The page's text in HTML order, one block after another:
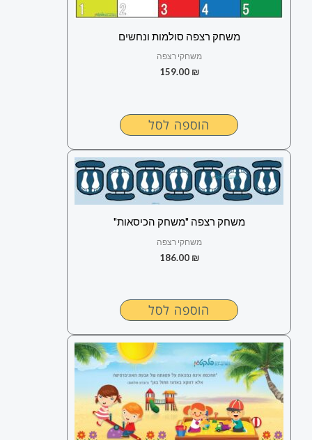
משחק רצפה סולמות ונחשים
משחקי רצפה
159.00 ₪
הוספה לסל
משחק רצפה "משחק הכיסאות"
משחקי רצפה
186.00 ₪
הוספה לסל
למוצר
יש
מספר
סוגים.